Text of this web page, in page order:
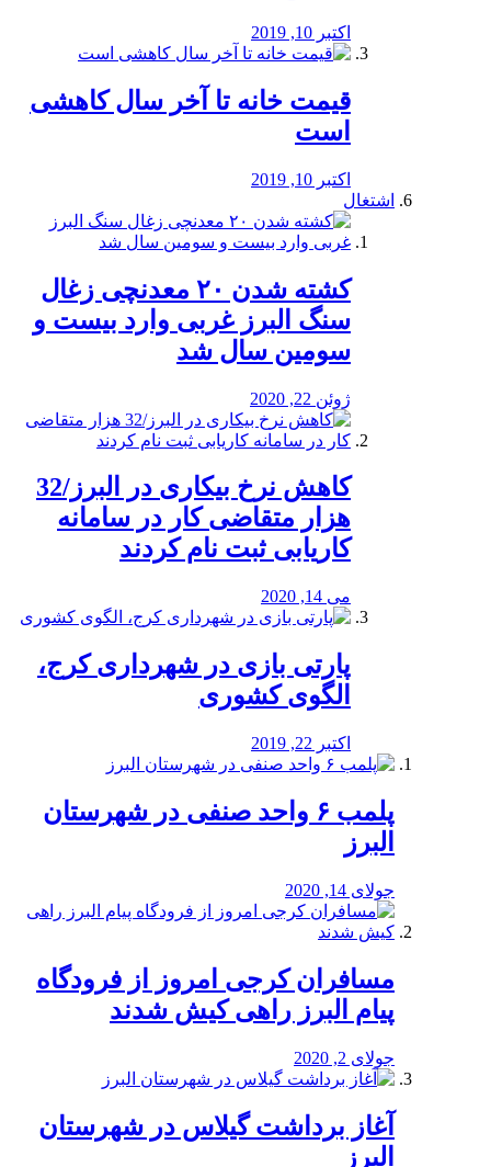
اکتبر 10, 2019
قیمت خانه تا آخر سال کاهشی
است
اکتبر 10, 2019
اشتغال
کشته شدن ۲۰ معدنچی زغال
سنگ البرز غربی وارد بیست و
سومین سال شد
ژوئن 22, 2020
کاهش نرخ بیکاری در البرز/32
هزار متقاضی کار در سامانه
کاریابی ثبت نام کردند
می 14, 2020
پارتی بازی در شهرداری کرج،
الگوی کشوری
اکتبر 22, 2019
پلمب ۶ واحد صنفی در شهرستان
البرز
جولای 14, 2020
مسافران کرجی امروز از فرودگاه
پیام البرز راهی کیش شدند
جولای 2, 2020
آغاز برداشت گیلاس در شهرستان
البرز